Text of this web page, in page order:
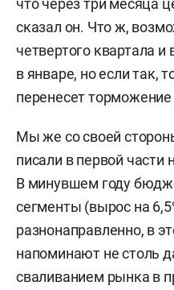
сказал он. Что ж,
четвертого квартала
в январе, но если так,
перенесет
Мы же со своей
писали в первой части
В минувшем году
сегменты (вырос на
разнонаправленно, в
напоминают не столь
сваливанием рынка в